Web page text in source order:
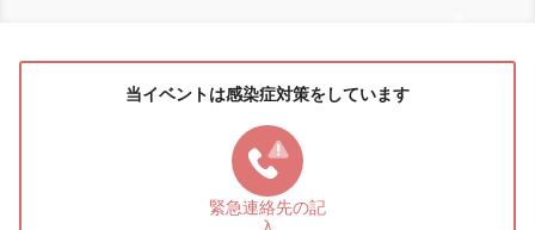
当イベントは感染症対策をしています
緊急連絡先の記